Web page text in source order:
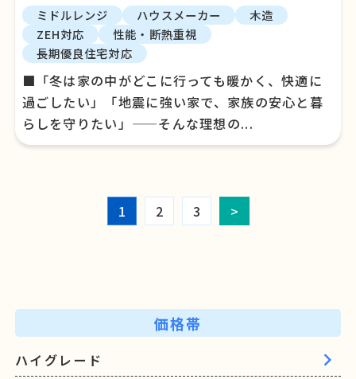
ミドルレンジ ハウスメーカー
木造
ZEH対応
性能・断熱重視
長期優良住宅対応
■「冬は家の中がどこに行っても暖かく、快適に
過ごしたい」「地震に強い家で、家族の安心と暮
らしを守りたい」——そんな理想の...
1 2 3 >
価格帯
ハイグレード